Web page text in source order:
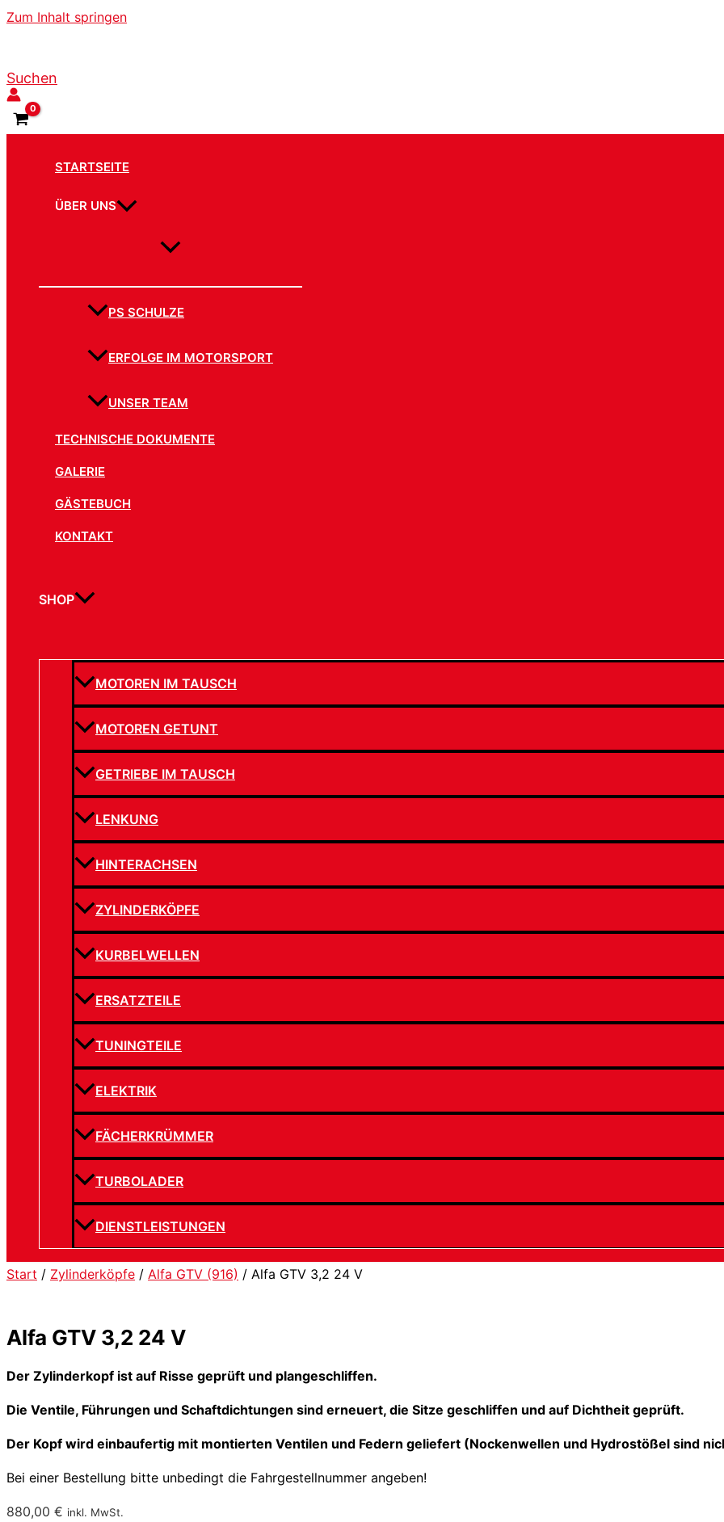
Zum Inhalt springen
Suchen
STARTSEITE
ÜBER UNS
PS SCHULZE
ERFOLGE IM MOTORSPORT
UNSER TEAM
TECHNISCHE DOKUMENTE
GALERIE
GÄSTEBUCH
KONTAKT
SHOP
MOTOREN IM TAUSCH
MOTOREN GETUNT
GETRIEBE IM TAUSCH
LENKUNG
HINTERACHSEN
ZYLINDERKÖPFE
KURBELWELLEN
ERSATZTEILE
TUNINGTEILE
ELEKTRIK
FÄCHERKRÜMMER
TURBOLADER
DIENSTLEISTUNGEN
Start / Zylinderköpfe / Alfa GTV (916) / Alfa GTV 3,2 24 V
Alfa GTV 3,2 24 V
Der Zylinderkopf ist auf Risse geprüft und plangeschliffen.
Die Ventile, Führungen und Schaftdichtungen sind erneuert, die Sitze geschliffen und auf Dichtheit geprüft.
Der Kopf wird einbaufertig mit montierten Ventilen und Federn geliefert (Nockenwellen und Hydrostößel sind
Bei einer Bestellung bitte unbedingt die Fahrgestellnummer angeben!
880,00 € inkl. MwSt.